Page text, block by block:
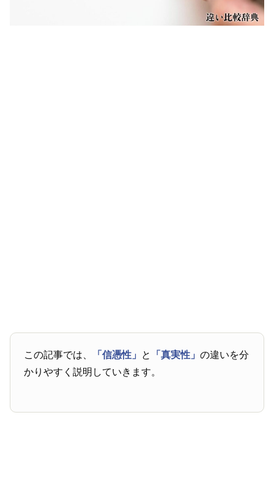
この記事では、 「信憑性」 と 「真実性」の違いを分
かりやすく説明していきます。